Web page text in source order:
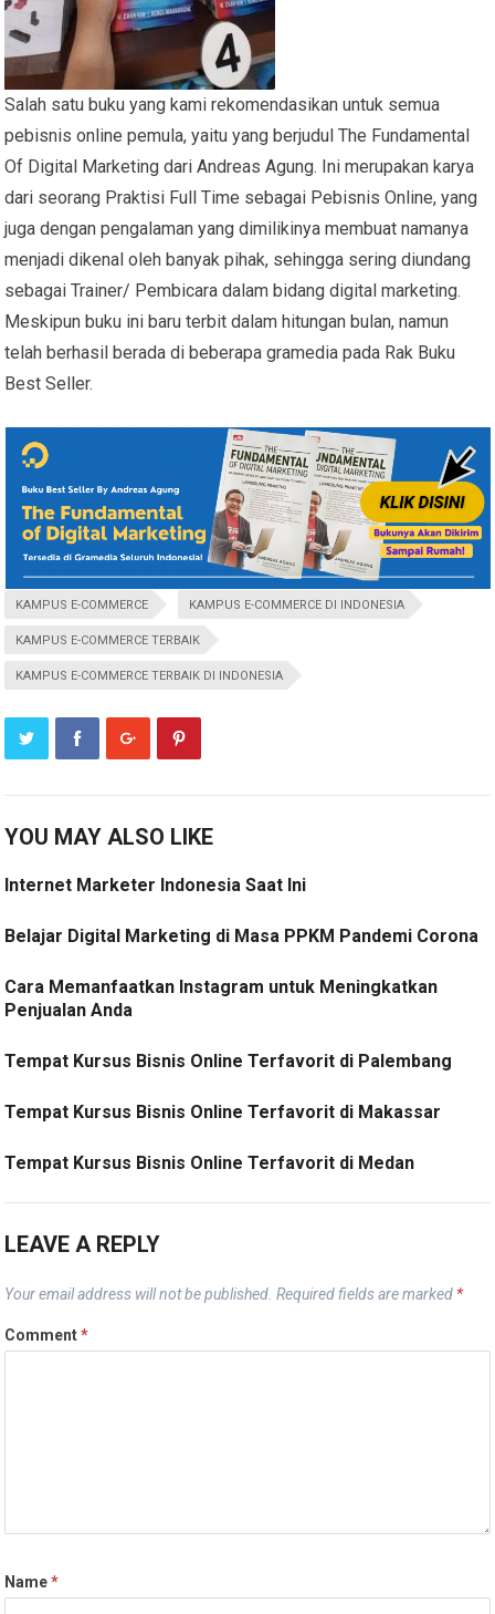
Salah satu buku yang kami rekomendasikan untuk semua
pebisnis online pemula, yaitu yang berjudul The Fundamental
Of Digital Marketing dari Andreas Agung. Ini merupakan karya
dari seorang Praktisi Full Time sebagai Pebisnis Online, yang
juga dengan pengalaman yang dimilikinya membuat namanya
menjadi dikenal oleh banyak pihak, sehingga sering diundang
sebagai Trainer/ Pembicara dalam bidang digital marketing.
Meskipun buku ini baru terbit dalam hitungan bulan, namun
telah berhasil berada di beberapa gramedia pada Rak Buku
Best Seller.
KAMPUS E-COMMERCE KAMPUS E-COMMERCE DI INDONESIA
KAMPUS E-COMMERCE TERBAIK
KAMPUS E-COMMERCE TERBAIK DI INDONESIA
YOU MAY ALSO LIKE
Internet Marketer Indonesia Saat Ini
Belajar Digital Marketing di Masa PPKM Pandemi Corona
Cara Memanfaatkan Instagram untuk Meningkatkan
Penjualan Anda
Tempat Kursus Bisnis Online Terfavorit di Palembang
Tempat Kursus Bisnis Online Terfavorit di Makassar
Tempat Kursus Bisnis Online Terfavorit di Medan
LEAVE A REPLY
Your email address will not be published. Required fields are marked *
Comment*
Name*